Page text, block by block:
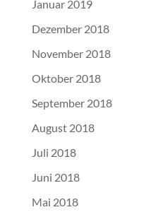
Januar 2019
Dezember 2018
November 2018
Oktober 2018
September 2018
August 2018
Juli 2018
Juni 2018
Mai 2018